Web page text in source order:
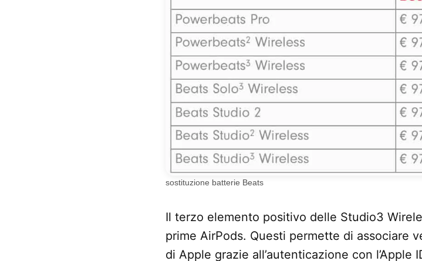
sostituzione batterie Beats
Il terzo elemento positivo delle Studio3
prime AirPods. Questi permette di associare
di Apple grazie all’autenticazione con l’Apple